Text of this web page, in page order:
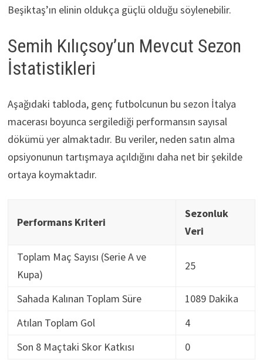
Beşiktaş’ın elinin oldukça güçlü olduğu söylenebilir.
Semih Kılıçsoy’un Mevcut Sezon
İstatistikleri
Aşağıdaki tabloda, genç futbolcunun bu sezon İtalya
macerası boyunca sergilediği performansın sayısal
dökümü yer almaktadır. Bu veriler, neden satın alma
opsiyonunun tartışmaya açıldığını daha net bir şekilde
ortaya koymaktadır.
Performans Kriteri
Sezonluk
Veri
Toplam Maç Sayısı (Serie A ve
Kupa)
25
Sahada Kalınan Toplam Süre
1089 Dakika
Atılan Toplam Gol
4
Son 8 Maçtaki Skor Katkısı
0